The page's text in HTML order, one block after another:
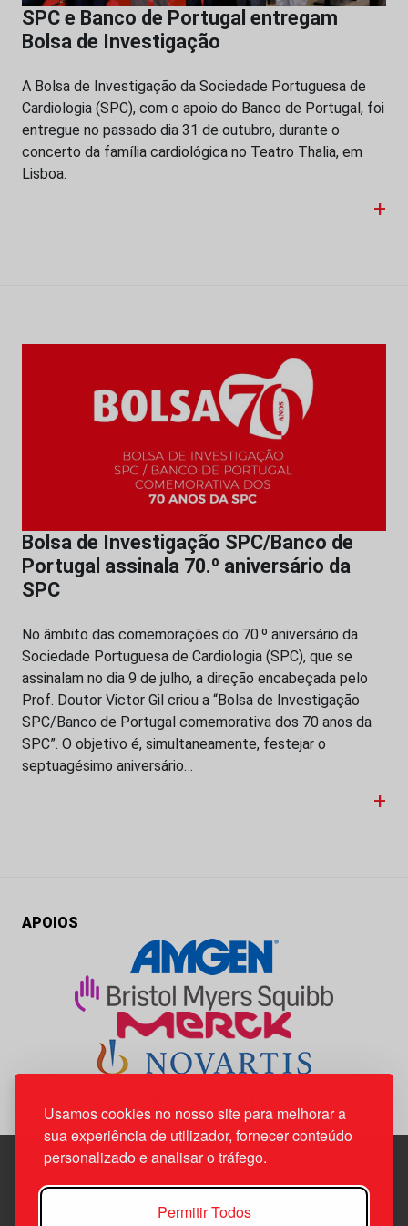
Usamos cookies no nosso site para melhorar a
sua experiência de utilizador, fornecer conteúdo
personalizado e analisar o tráfego.
Permitir Todos
SPC e Banco de Portugal entregam
Bolsa de Investigação
A Bolsa de Investigação da Sociedade Portuguesa de
Cardiologia (SPC), com o apoio do Banco de Portugal, foi
entregue no passado dia 31 de outubro, durante o
concerto da família cardiológica no Teatro Thalia, em
Lisboa.
+
Bolsa de Investigação SPC/Banco de
Portugal assinala 70.º aniversário da
SPC
No âmbito das comemorações do 70.º aniversário da
Sociedade Portuguesa de Cardiologia (SPC), que se
assinalam no dia 9 de julho, a direção encabeçada pelo
Prof. Doutor Victor Gil criou a “Bolsa de Investigação
SPC/Banco de Portugal comemorativa dos 70 anos da
SPC”. O objetivo é, simultaneamente, festejar o
septuagésimo aniversário…
+
APOIOS
Edif. Lisboa Oriente | Av. Infante D. Henrique, n.º 333H, esc.